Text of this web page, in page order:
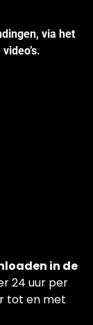
via het
in de
24 uur per
tot en met